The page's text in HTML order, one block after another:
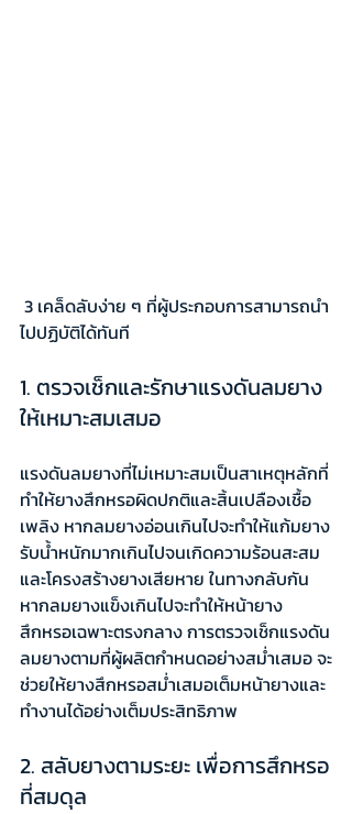
ไปปฏิบัติได้ทันที
1. ตรวจเช็กและรักษาแรงดันลมยาง
ให้เหมาะสมเสมอ
แรงดันลมยางที่ไม่เหมาะสมเป็นสาเหตุหลักที่
ทำให้ยางสึกหรอผิดปกติและสิ้นเปลืองเชื้อ
เพลิง หากลมยางอ่อนเกินไปจะทำให้แก้มยาง
รับน้ำหนักมากเกินไปจนเกิดความร้อนสะสม
และโครงสร้างยางเสียหาย ในทางกลับกัน
หากลมยางแข็งเกินไปจะทำให้หน้ายาง
สึกหรอเฉพาะตรงกลาง การตรวจเช็กแรงดัน
ลมยางตามที่ผู้ผลิตกำหนดอย่างสม่ำเสมอ จะ
ช่วยให้ยางสึกหรอสม่ำเสมอเต็มหน้ายางและ
ทำงานได้อย่างเต็มประสิทธิภาพ
2. สลับยางตามระยะ เพื่อการสึกหรอ
ที่สมดุล